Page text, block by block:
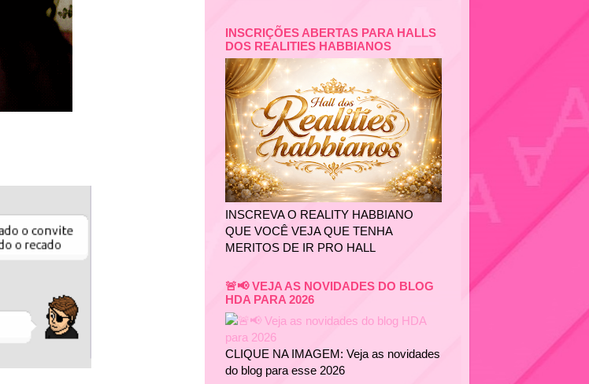
INSCRIÇÕES ABERTAS PARA HALLS
DOS REALITIES HABBIANOS
INSCREVA O REALITY HABBIANO
QUE VOCÊ VEJA QUE TENHA
MERITOS DE IR PRO HALL
🚨📢 VEJA AS NOVIDADES DO BLOG
HDA PARA 2026
CLIQUE NA IMAGEM: Veja as novidades
do blog para esse 2026